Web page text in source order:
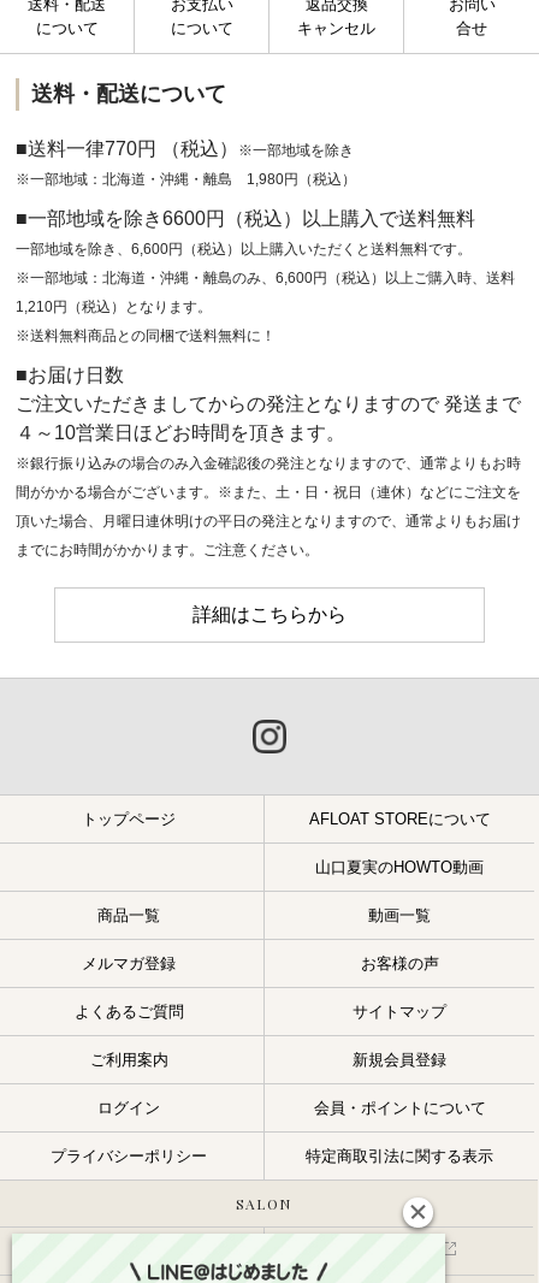
送料・配送
について
お支払い
について
返品交換
キャンセル
お問い
合せ
送料・配送について
■送料一律770円 （税込）
※一部地域を除き
※一部地域：北海道・沖縄・離島 1,980円（税込）
■一部地域を除き6600円（税込）以上購入で送料無料
一部地域を除き、6,600円（税込）以上購入いただくと送料無料です。
※一部地域：北海道・沖縄・離島のみ、6,600円（税込）以上ご購入時、送料
1,210円（税込）となります。
※送料無料商品との同梱で送料無料に！
■お届け日数
ご注文いただきましてからの発注となりますので 発送まで
４～10営業日ほどお時間を頂きます。
※銀行振り込みの場合のみ入金確認後の発注となりますので、通常よりもお時
間がかかる場合がございます。※また、土・日・祝日（連休）などにご注文を
頂いた場合、月曜日連休明けの平日の発注となりますので、通常よりもお届け
までにお時間がかかります。ご注意ください。
詳細はこちらから
トップページ AFLOAT STOREについて
山口夏実のHOWTO動画
商品一覧 動画一覧
メルマガ登録 お客様の声
よくあるご質問 サイトマップ
ご利用案内 新規会員登録
ログイン 会員・ポイントについて
プライバシーポリシー 特定商取引法に関する表示
SALON